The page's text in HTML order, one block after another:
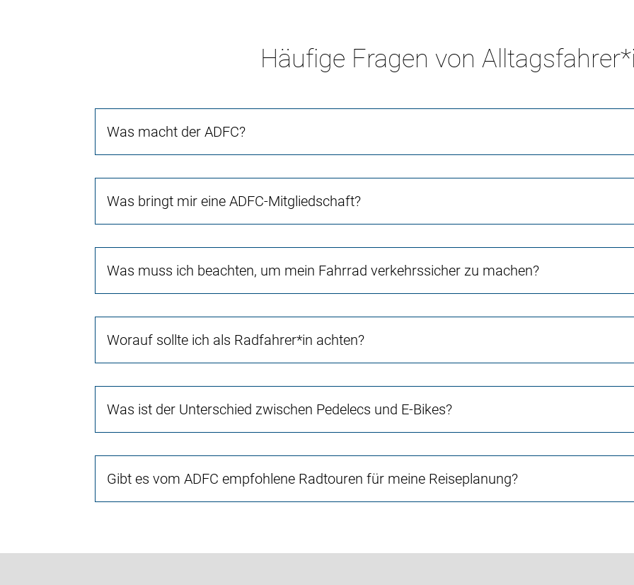
Häufige Fragen von
Was macht der ADFC?
Was bringt mir eine ADFC-Mitgliedschaft?
Was muss ich beachten, um mein Fahrrad verkehrssicher zu machen?
Worauf sollte ich als Radfahrer*in achten?
Was ist der Unterschied zwischen Pedelecs und E-Bikes?
Gibt es vom ADFC empfohlene Radtouren für meine Reiseplanung?